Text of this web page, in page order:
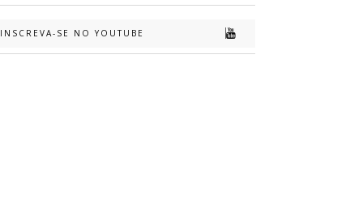
INSCREVA-SE NO YOUTUBE